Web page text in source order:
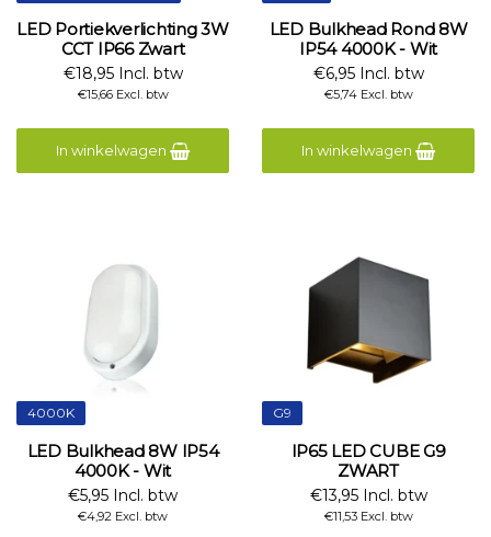
LED Portiekverlichting 3W
CCT IP66 Zwart
€18,95 Incl. btw
€15,66 Excl. btw
In winkelwagen
LED Bulkhead Rond 8W
IP54 4000K - Wit
€6,95 Incl. btw
€5,74 Excl. btw
In winkelwagen
4000K
LED Bulkhead 8W IP54
4000K - Wit
€5,95 Incl. btw
€4,92 Excl. btw
G9
IP65 LED CUBE G9
ZWART
€13,95 Incl. btw
€11,53 Excl. btw